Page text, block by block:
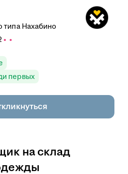
типа Нахабино
первых
на склад